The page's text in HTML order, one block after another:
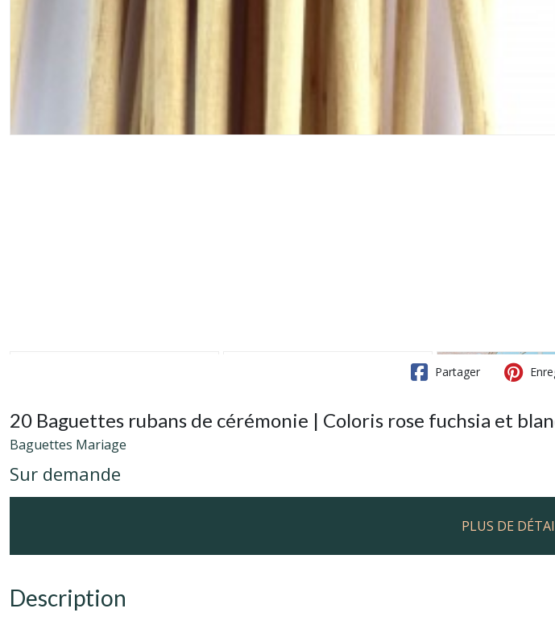
Partager
20 Baguettes rubans de cérémonie | Coloris rose fuchsia et
Baguettes Mariage
Sur demande
PLUS DE
Description